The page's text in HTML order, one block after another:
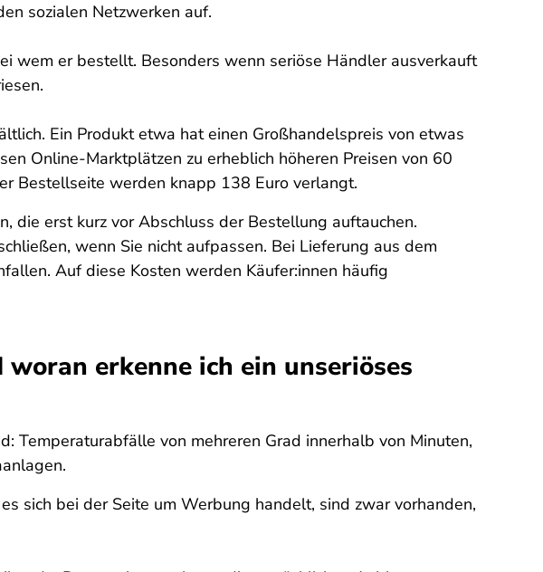
sozialen Netzwerken auf.
wem er bestellt. Besonders wenn seriöse Händler ausverkauft
Ein Produkt etwa hat einen Großhandelspreis von etwas
Online-Marktplätzen zu erheblich höheren Preisen von 60
Bestellseite werden knapp 138 Euro verlangt.
die erst kurz vor Abschluss der Bestellung auftauchen.
wenn Sie nicht aufpassen. Bei Lieferung aus dem
Auf diese Kosten werden Käufer:innen häufig
erkenne ich ein unseriöses
Temperaturabfälle von mehreren Grad innerhalb von Minuten,
sich bei der Seite um Werbung handelt, sind zwar vorhanden,